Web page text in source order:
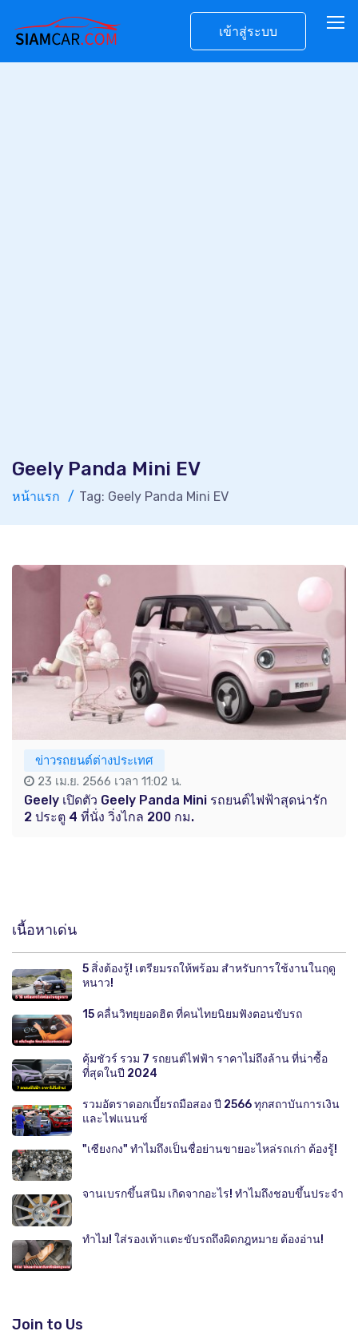
เข้าสู่ระบบ
Geely Panda Mini EV
หน้าแรก Tag: Geely Panda Mini EV
ข่าวรถยนต์ต่างประเทศ
23 เม.ย. 2566 เวลา 11:02 น.
Geely เปิดตัว Geely Panda Mini รถยนต์ไฟฟ้าสุดน่ารัก
2 ประตู 4 ที่นั่ง วิ่งไกล 200 กม.
เนื้อหาเด่น
5 สิ่งต้องรู้! เตรียมรถให้พร้อม สำหรับการใช้งานในฤดู
หนาว!
15 คลื่นวิทยุยอดฮิต ที่คนไทยนิยมฟังตอนขับรถ
คุ้มชัวร์ รวม 7 รถยนต์ไฟฟ้า ราคาไม่ถึงล้าน ที่น่าซื้อ
ที่สุดในปี 2024
รวมอัตราดอกเบี้ยรถมือสอง ปี 2566 ทุกสถาบันการเงิน
และไฟแนนซ์
"เซียงกง" ทำไมถึงเป็นชื่อย่านขายอะไหล่รถเก่า ต้องรู้!
จานเบรกขึ้นสนิม เกิดจากอะไร! ทำไมถึงชอบขึ้นประจำ
ทำไม! ใส่รองเท้าแตะขับรถถึงผิดกฎหมาย ต้องอ่าน!
Join to Us